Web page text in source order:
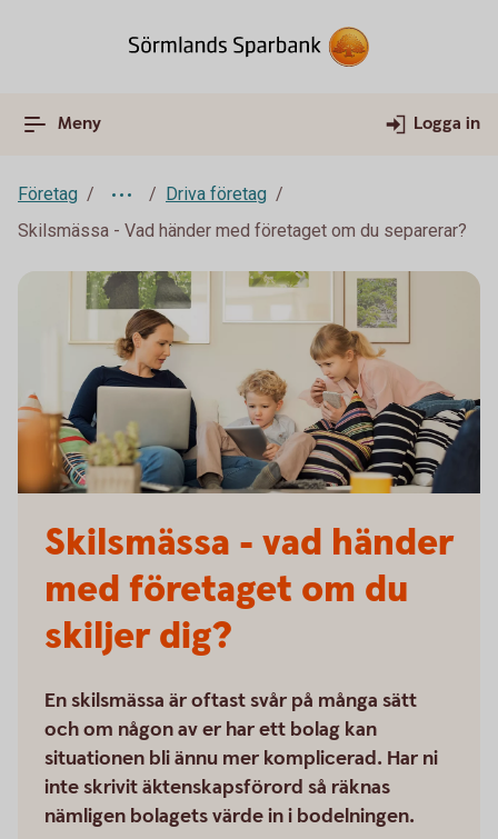
Meny Logga in
Företag
Driva företag
Skilsmässa - Vad händer med företaget om du separerar?
Skilsmässa - vad händer
med företaget om du
skiljer dig?
En skilsmässa är oftast svår på många sätt
och om någon av er har ett bolag kan
situationen bli ännu mer komplicerad. Har ni
inte skrivit äktenskapsförord så räknas
nämligen bolagets värde in i bodelningen.